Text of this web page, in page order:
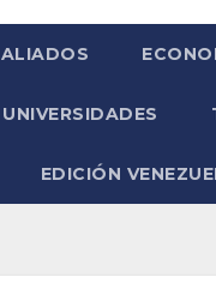
ALIADOS
UNIVERSIDADES
EDICIÓN